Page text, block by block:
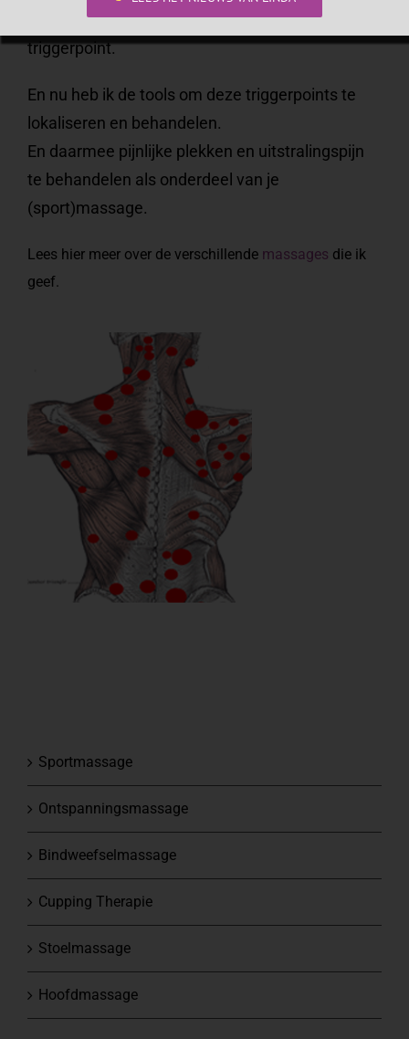
Het probleem zat ergens anders, in een
triggerpoint.
En nu heb ik de tools om deze triggerpoints te
lokaliseren en behandelen.
En daarmee pijnlijke plekken en uitstralingspijn
te behandelen als onderdeel van je
(sport)massage.
Lees hier meer over de verschillende massages die ik
geef.
Sportmassage
Ontspanningsmassage
Bindweefselmassage
Cupping Therapie
Stoelmassage
Hoofdmassage